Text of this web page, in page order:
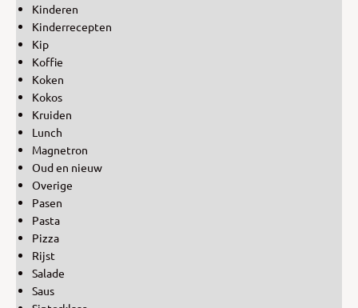
Kinderen
Kinderrecepten
Kip
Koffie
Koken
Kokos
Kruiden
Lunch
Magnetron
Oud en nieuw
Overige
Pasen
Pasta
Pizza
Rijst
Salade
Saus